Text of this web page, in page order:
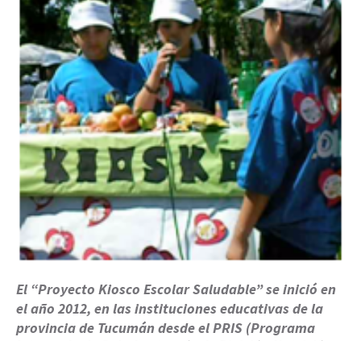
El “Proyecto Kiosco Escolar Saludable” se inició en
el año 2012, en las instituciones educativas de la
provincia de Tucumán desde el PRIS (Programa